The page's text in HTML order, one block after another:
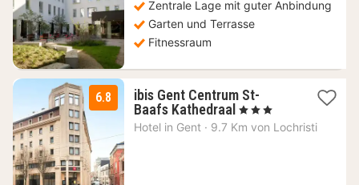
139,50
€
Zentrale Lage mit guter Anbindung
Garten und Terrasse
Fitnessraum
6.8
ibis Gent Centrum St-
Baafs Kathedraal 1
Nacht
, 3 Sterne
Hotel in Gent · 9.7 Km von Lochristi